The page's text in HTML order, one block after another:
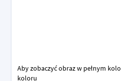
Aby zobaczyć obraz w pełnym
koloru